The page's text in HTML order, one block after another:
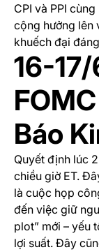
CPI và PPI
cộng hưởng lên
khuếch đại
16-
Báo
Quyết định lúc
chiều giờ ET.
là cuộc họp
đến việc giữ
plot” mới – yếu
lợi suất. Đây